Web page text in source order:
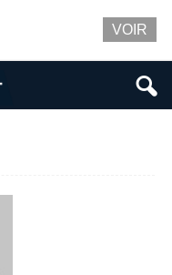
VOIR